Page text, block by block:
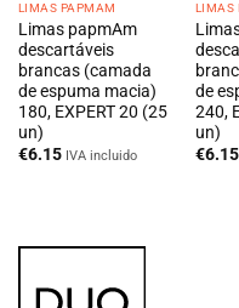
LIMAS PAPMAM
Limas papmAm
descartáveis
brancas (camada
de espuma macia)
180, EXPERT 20 (25
un)
€6.15 IVA incluido
LIMAS
de
240,
un)
€6.15